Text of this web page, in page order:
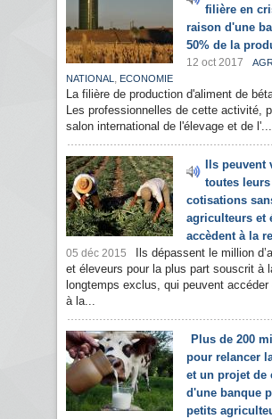
filière en
raison d'une
50% de la
12 oct 2017
NATIONAL , ECONOMIE
La filière de production d'aliment de
Les professionnelles de cette activité,
salon international de l'élevage et de l'...
Ils peuvent
toutes leurs
cotisations
agriculteurs et
accèdent à la
05 déc 2015
Ils dépassent le million
et éleveurs pour la plus part souscrit à
longtemps exclus, qui peuvent accéder
à la...
Plus de 200
pour relancer
et un projet de
d'une banque
petits